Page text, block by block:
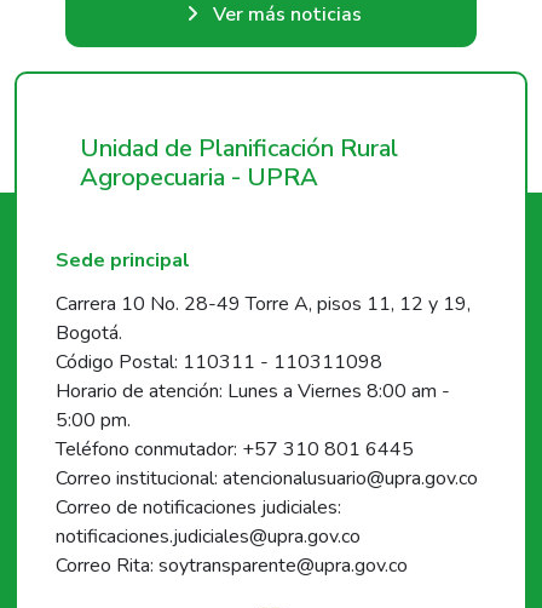
Ver más noticias
Unidad de Planificación Rural
Agropecuaria - UPRA
Sede principal
Carrera 10 No. 28-49 Torre A, pisos 11, 12 y 19,
Bogotá.
Código Postal: 110311 - 110311098
Horario de atención: Lunes a Viernes 8:00 am -
5:00 pm.
Teléfono conmutador: +57 310 801 6445
Correo institucional: atencionalusuario@upra.gov.co
Correo de notificaciones judiciales:
notificaciones.judiciales@upra.gov.co
Correo Rita: soytransparente@upra.gov.co